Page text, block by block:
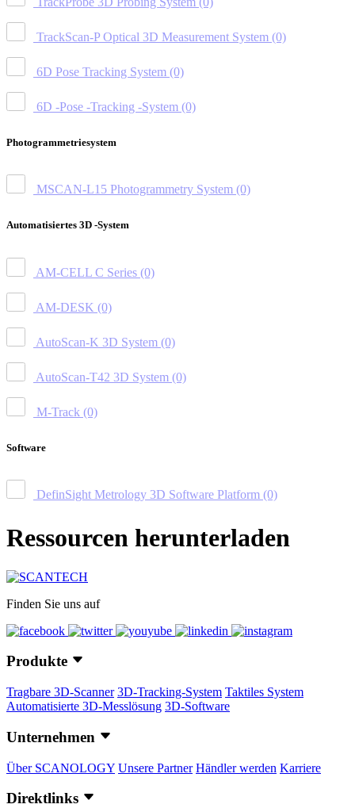
TrackScan-P Optical 3D Measurement System (0)
6D Pose Tracking System (0)
6D -Pose -Tracking -System (0)
Photogrammetriesystem
MSCAN-L15 Photogrammetry System (0)
Automatisiertes 3D -System
AM-CELL C Series (0)
AM-DESK (0)
AutoScan-K 3D System (0)
AutoScan-T42 3D System (0)
M-Track (0)
Software
DefinSight Metrology 3D Software Platform (0)
Ressourcen herunterladen
Finden Sie uns auf
Produkte
Tragbare 3D-Scanner 3D-Tracking-System Taktiles System
Automatisierte 3D-Messlösung 3D-Software
Unternehmen
Über SCANOLOGY Unsere Partner Händler werden Karriere
Direktlinks